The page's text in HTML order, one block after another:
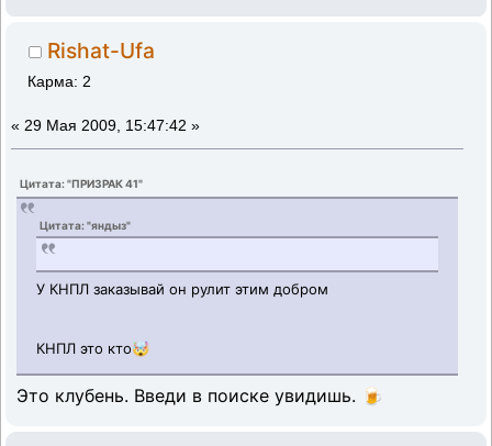
Rishat-Ufa
Карма: 2
« 29 Мая 2009, 15:47:42 »
Цитата: "ПРИЗРАК 41"
Цитата: "яндыз"
У КНПЛ заказывай он рулит этим добром
КНПЛ это кто🤯
Это клубень. Введи в поиске увидишь. 🍺